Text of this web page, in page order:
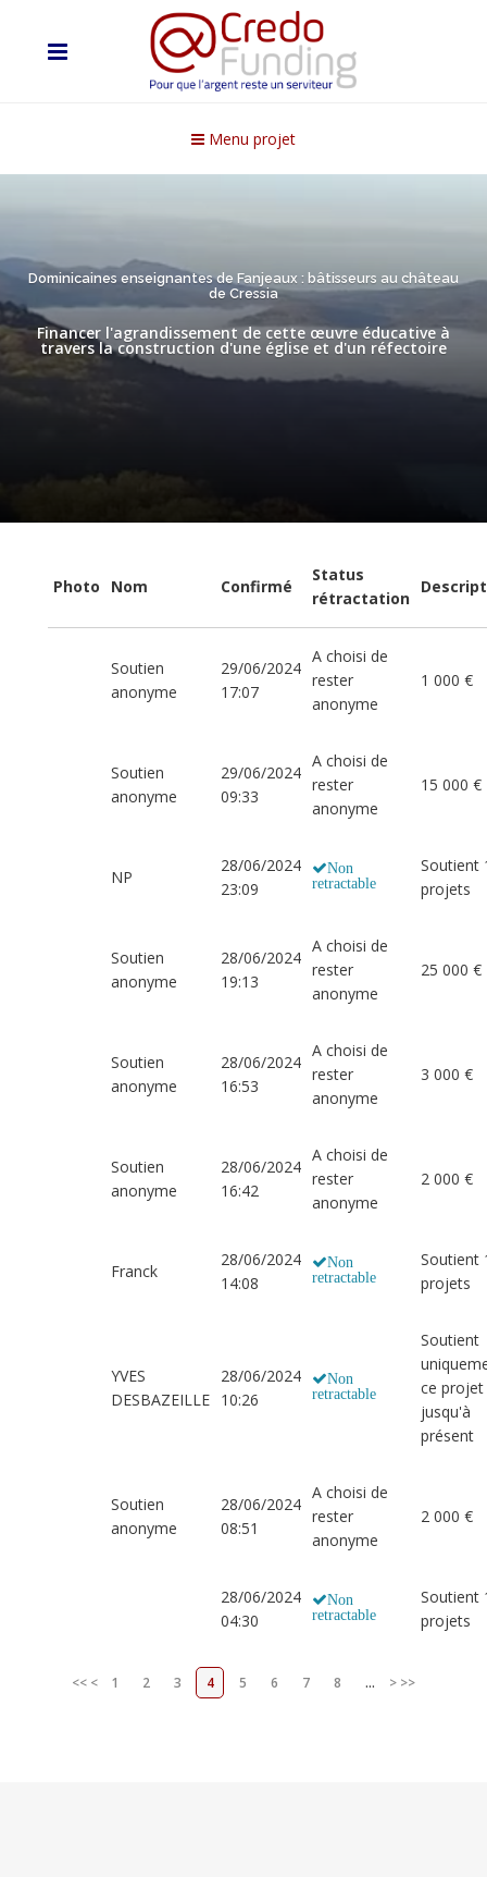
Menu projet
Dominicaines enseignantes de Fanjeaux : bâtisseurs au château
de Cressia
Financer l'agrandissement de cette œuvre éducative à
travers la construction d'une église et d'un réfectoire
Photo Nom Confirmé
Status
rétractation
Soutien
anonyme
29/06/2024
17:07
A choisi de
rester
anonyme
1 000 €
Soutien
anonyme
29/06/2024
09:33
A choisi de
rester
anonyme
15 000 €
NP
28/06/2024
23:09
Non
retractable
Soutient
projets
Soutien
anonyme
28/06/2024
19:13
A choisi de
rester
anonyme
25 000 €
Soutien
anonyme
28/06/2024
16:53
A choisi de
rester
anonyme
3 000 €
Soutien
anonyme
28/06/2024
16:42
A choisi de
rester
anonyme
2 000 €
Franck
28/06/2024
14:08
Non
retractable
Soutient
projets
YVES
DESBAZEILLE
28/06/2024
10:26
Non
retractable
Soutient
ce projet
jusqu'à
présent
Soutien
anonyme
28/06/2024
08:51
A choisi de
rester
anonyme
2 000 €
28/06/2024
04:30
Non
retractable
Soutient
projets
<< < 1 2 3 4 5 6 7 8 ... > >>